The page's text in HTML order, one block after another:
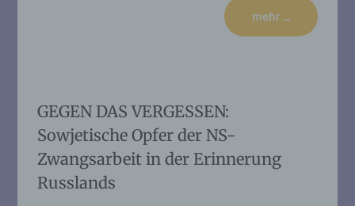
mehr ...
GEGEN DAS VERGESSEN:
Sowjetische Opfer der NS-
Zwangsarbeit in der Erinnerung
Russlands